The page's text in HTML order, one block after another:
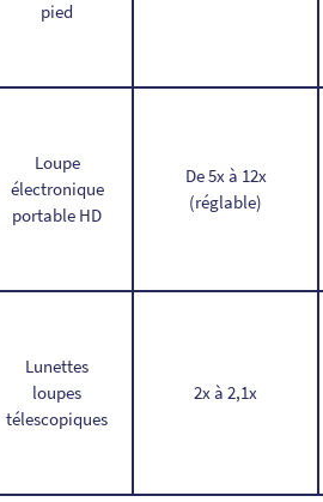
pied
Loupe
électronique
portable HD
De 5x à 12x
(réglable)
Lunettes
loupes
télescopiques
2x à 2,1x